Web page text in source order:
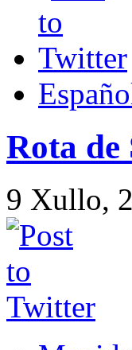
Rota de
9 Xullo,